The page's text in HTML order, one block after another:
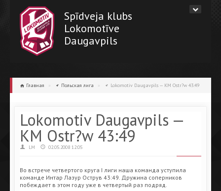
Spīdveja klubs
Lokomotīve
Daugavpils
Главная » Польская лига » Lokomotiv Daugavpils — KM Ostr?w 43:49
Lokomotiv Daugavpils —
KM Ostr?w 43:49
LM 02.05.2008 12:05
Во встрече четвертого круга I лиги наша команда уступила
команде Интар Лазур Острув 43:49. Дружина соперников
побеждает в этом году уже в четвертый раз подряд.